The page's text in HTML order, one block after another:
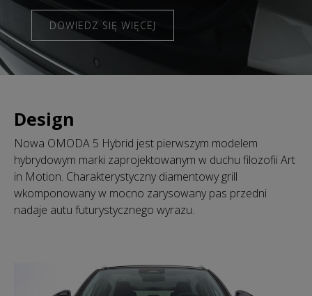
DOWIEDZ SIĘ WIĘCEJ
Design
Nowa OMODA 5 Hybrid jest pierwszym modelem
hybrydowym marki zaprojektowanym w duchu filozofii Art
in Motion. Charakterystyczny diamentowy grill
wkomponowany w mocno zarysowany pas przedni
nadaje autu futurystycznego wyrazu.